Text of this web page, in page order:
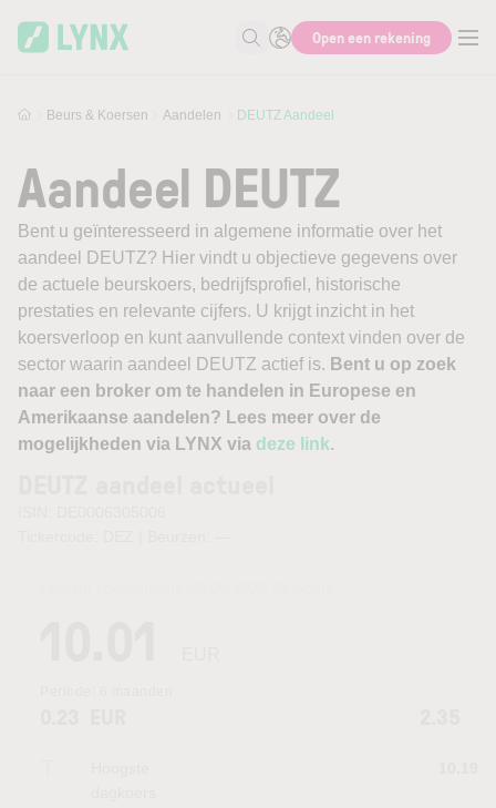
Zoek naar informatie
Open een rekening
Beurs & Koersen Aandelen DEUTZ Aandeel
Aandeel DEUTZ
Bent u geïnteresseerd in algemene informatie over het
aandeel DEUTZ? Hier vindt u objectieve gegevens over
de actuele beurskoers, bedrijfsprofiel, historische
prestaties en relevante cijfers. U krijgt inzicht in het
koersverloop en kunt aanvullende context vinden over de
sector waarin aandeel DEUTZ actief is. Bent u op zoek
naar een broker om te handelen in Europese en
Amerikaanse aandelen? Lees meer over de
mogelijkheden via LYNX via deze link.